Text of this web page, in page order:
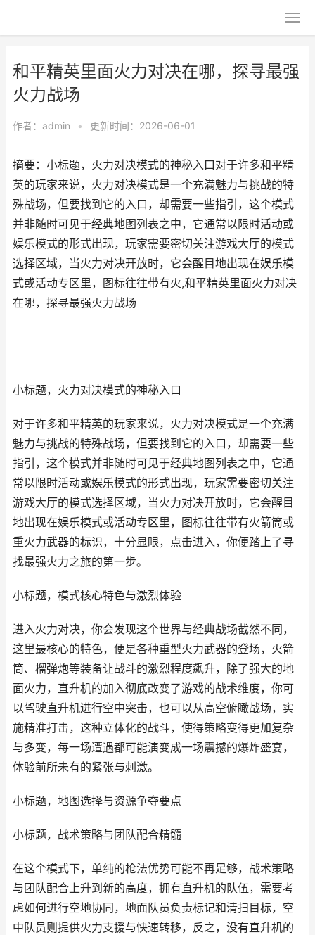
和平精英里面火力对决在哪，探寻最强
火力战场
作者： admin • 更新时间：2026-06-01
摘要：小标题，火力对决模式的神秘入口对于许多和平精
英的玩家来说，火力对决模式是一个充满魅力与挑战的特
殊战场，但要找到它的入口，却需要一些指引，这个模式
并非随时可见于经典地图列表之中，它通常以限时活动或
娱乐模式的形式出现，玩家需要密切关注游戏大厅的模式
选择区域，当火力对决开放时，它会醒目地出现在娱乐模
式或活动专区里，图标往往带有火,和平精英里面火力对决
在哪，探寻最强火力战场
小标题，火力对决模式的神秘入口
对于许多和平精英的玩家来说，火力对决模式是一个充满
魅力与挑战的特殊战场，但要找到它的入口，却需要一些
指引，这个模式并非随时可见于经典地图列表之中，它通
常以限时活动或娱乐模式的形式出现，玩家需要密切关注
游戏大厅的模式选择区域，当火力对决开放时，它会醒目
地出现在娱乐模式或活动专区里，图标往往带有火箭筒或
重火力武器的标识，十分显眼，点击进入，你便踏上了寻
找最强火力之旅的第一步。
小标题，模式核心特色与激烈体验
进入火力对决，你会发现这个世界与经典战场截然不同，
这里最核心的特色，便是各种重型火力武器的登场，火箭
筒、榴弹炮等装备让战斗的激烈程度飙升，除了强大的地
面火力，直升机的加入彻底改变了游戏的战术维度，你可
以驾驶直升机进行空中突击，也可以从高空俯瞰战场，实
施精准打击，这种立体化的战斗，使得策略变得更加复杂
与多变，每一场遭遇都可能演变成一场震撼的爆炸盛宴，
体验前所未有的紧张与刺激。
小标题，地图选择与资源争夺要点
小标题，战术策略与团队配合精髓
在这个模式下，单纯的枪法优势可能不再足够，战术策略
与团队配合上升到新的高度，拥有直升机的队伍，需要考
虑如何进行空地协同，地面队员负责标记和清扫目标，空
中队员则提供火力支援与快速转移，反之，没有直升机的